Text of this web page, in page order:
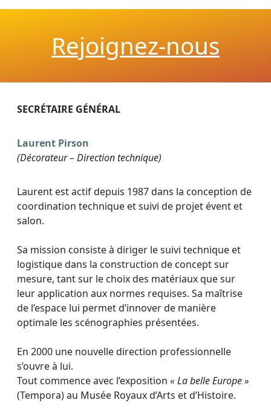
Rejoignez-nous
SECRÉTAIRE GÉNÉRAL
Laurent Pirson
(Décorateur – Direction technique)
Laurent est actif depuis 1987 dans la conception de
coordination technique et suivi de projet évent et
salon.
Sa mission consiste à diriger le suivi technique et
logistique dans la construction de concept sur
mesure, tant sur le choix des matériaux que sur
leur application aux normes requises. Sa maîtrise
de l’espace lui permet d’innover de manière
optimale les scénographies présentées.
En 2000 une nouvelle direction professionnelle
s’ouvre à lui.
Tout commence avec l’exposition « La belle Europe »
(Tempora) au Musée Royaux d’Arts et d’Histoire.